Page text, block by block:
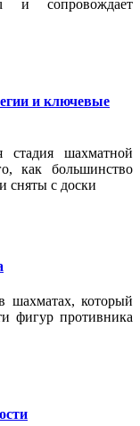
и сопровождает
и ключевые
шахматной
как большинство
сняты с доски
шахматах, который
фигур противника